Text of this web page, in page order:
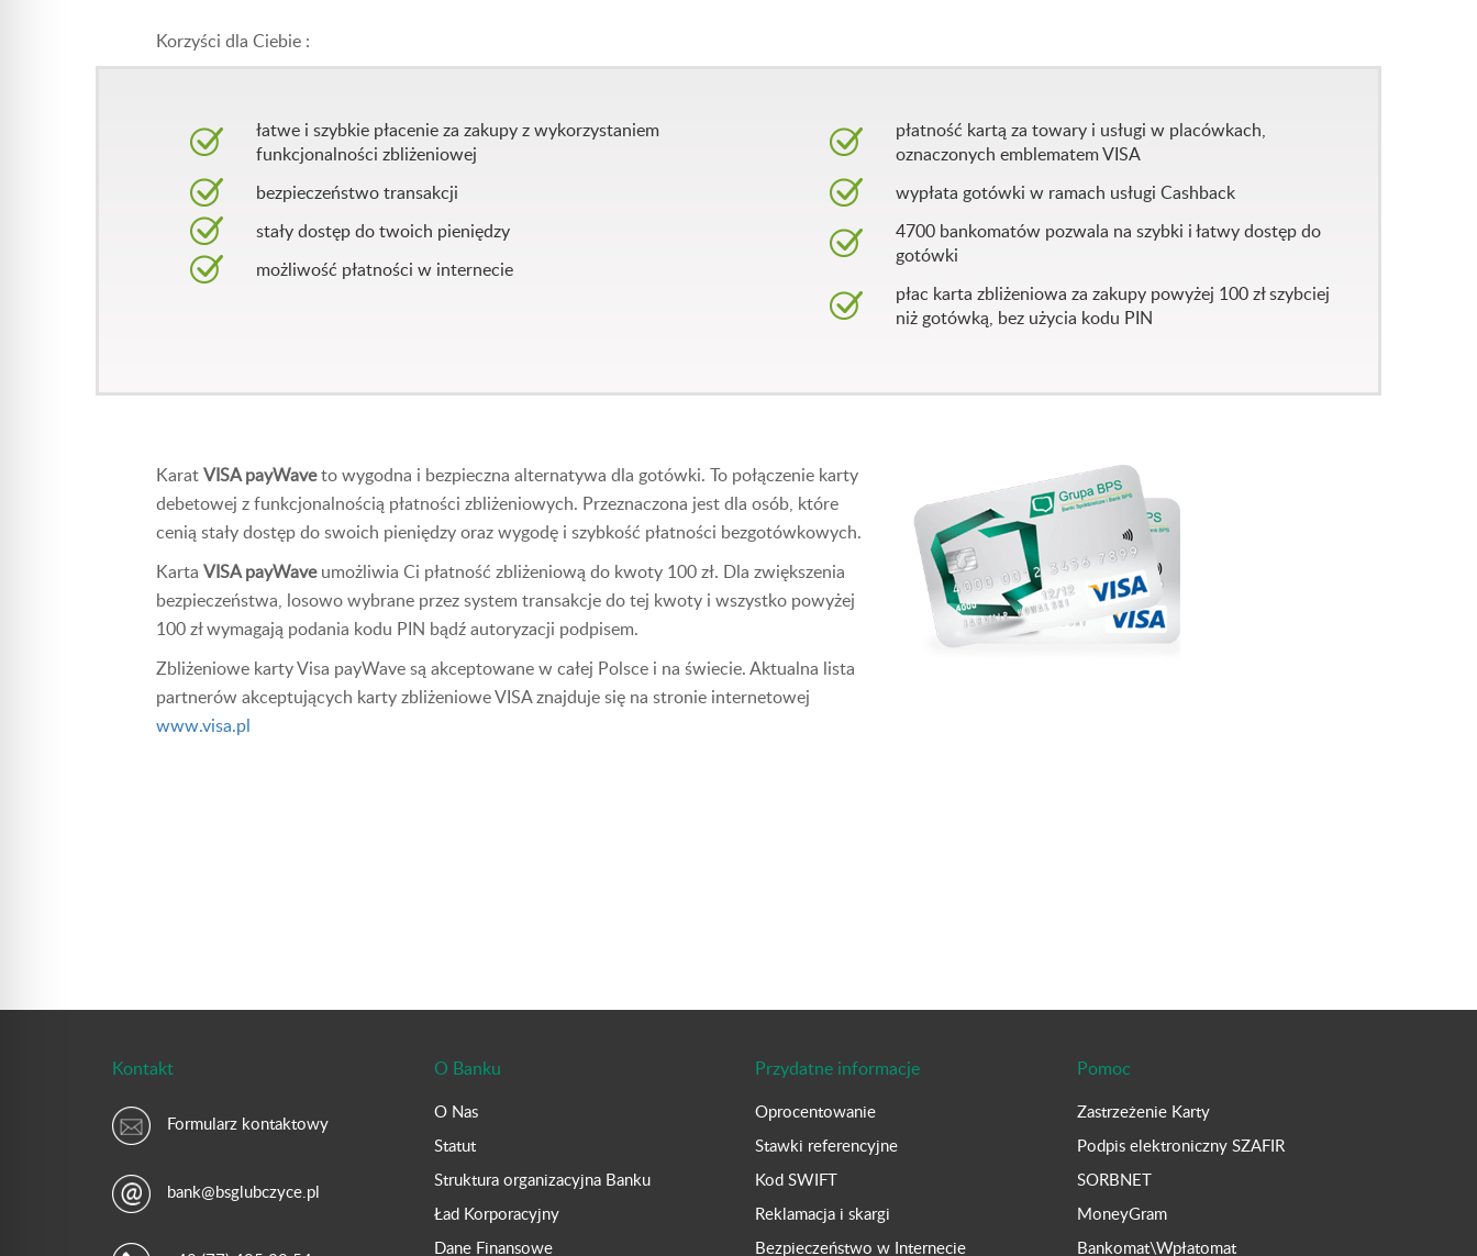
Korzyści dla Ciebie :
łatwe i szybkie płacenie za zakupy z wykorzystaniem
funkcjonalności zbliżeniowej
bezpieczeństwo transakcji
stały dostęp do twoich pieniędzy
możliwość płatności w internecie
płatność kartą za towary i usługi w placówkach,
oznaczonych emblematem VISA
wypłata gotówki w ramach usługi Cashback
4700 bankomatów pozwala na szybki i łatwy dostęp do
gotówki
płac karta zbliżeniowa za zakupy powyżej 100 zł szybciej
niż gotówką, bez użycia kodu PIN
KaratVISA payWaveto wygodna i bezpieczna alternatywa dla gotówki. To połączenie karty
debetowej z funkcjonalnością płatności zbliżeniowych. Przeznaczona jest dla osób, które
cenią stały dostęp do swoich pieniędzy oraz wygodę i szybkość płatności bezgotówkowych.
Karta VISA payWaveumożliwia Ci płatność zbliżeniową do kwoty 100 zł. Dla zwiększenia
bezpieczeństwa, losowo wybrane przez system transakcje do tej kwoty i wszystko powyżej
100 zł wymagają podania kodu PIN bądź autoryzacji podpisem.
Zbliżeniowe karty Visa payWave są akceptowane w całej Polsce i na świecie. Aktualna lista
partnerów akceptujących karty zbliżeniowe VISA znajduje się na stronie internetowej
www.visa.pl
Kontakt
Formularz kontaktowy
bank@bsglubczyce.pl
O Banku
O Nas
Statut
Struktura organizacyjna Banku
Ład Korporacyjny
Dane Finansowe
Przydatne informacje
Oprocentowanie
Stawki referencyjne
Kod SWIFT
Reklamacja i skargi
Bezpieczeństwo w Internecie
Pomoc
Zastrzeżenie Karty
Podpis elektroniczny SZAFIR
SORBNET
MoneyGram
Bankomat\Wpłatomat